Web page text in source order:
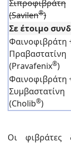
Σιπροφιβράτη
(Savilen®)
Σε έτοιμο
Φαινοφιβράτη
Πραβαστατίνη
(Pravafenix®)
Φαινοφιβράτη
Συμβαστατίνη
(Cholib®)
Οι φιβράτες